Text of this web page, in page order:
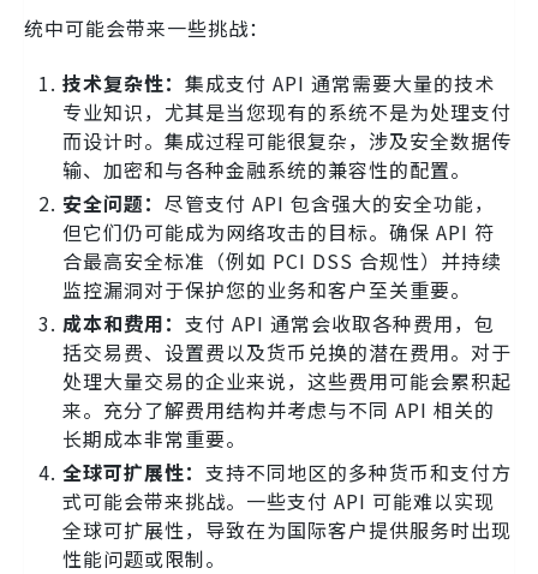
统中可能会带来一些挑战：
技术复杂性： 集成支付 API 通常需要大量的技术
专业知识，尤其是当您现有的系统不是为处理支付
而设计时。集成过程可能很复杂，涉及安全数据传
输、加密和与各种金融系统的兼容性的配置。
安全问题： 尽管支付 API 包含强大的安全功能，
但它们仍可能成为网络攻击的目标。确保 API 符
合最高安全标准（例如 PCI DSS 合规性）并持续
监控漏洞对于保护您的业务和客户至关重要。
成本和费用： 支付 API 通常会收取各种费用，包
括交易费、设置费以及货币兑换的潜在费用。对于
处理大量交易的企业来说，这些费用可能会累积起
来。充分了解费用结构并考虑与不同 API 相关的
长期成本非常重要。
全球可扩展性： 支持不同地区的多种货币和支付方
式可能会带来挑战。一些支付 API 可能难以实现
全球可扩展性，导致在为国际客户提供服务时出现
性能问题或限制。